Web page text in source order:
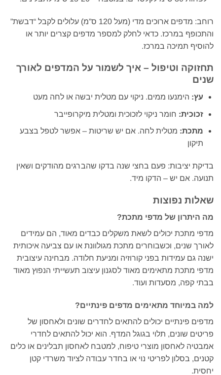
רוחב: מדפים ארוכים מדי (מעל 120 ס”מ) עלולים לקבל “דבשת”
והתכופף במרכז. כדאי לחלק למספר מדפים קצרים יותר או
להוסיף תמיכה במרכז.
תחזוקה וטיפול – איך לשמור על המדפים לאורך
שנים
עץ: הימנעו ממים. ניקוי עם מטלית יבשה או לחה מעט
זכוכית: חומר ניקוי לזכוכית ומטלית מיקרופייבר
מתכת: מטלית לחה. אם יש שריטות – אפשר לטפל בצבע
תיקון
בדיקת יציבות: פעם בחצי שנה בדקו שהברגים מהודקים ושאין
תנועה. אם יש – הדקו מיד.
שאלות נפוצות
מה היתרון של מדפי מתכת?
מדפי מתכת יכולים לשאת משקלים כבדים מאוד, הם עמידים
לאורך שנים, וכשבוחרים מתכת מגולוונת או עם צביעה איכותית
ישנה גם עמידות בפני קורוזיה ומניעת חלודה. מבחינה עיצובית
מדפי מתכת מתאימים מאוד לסגנון עיצוב תעשייתי הנפוץ מאוד
בבתי קפה, מסעדות ועוד.
למה במיוחד מתאימים מדפים פינתיים?
מדפים פינתיים יכולים להתאים לחדרים שונים ולאחסון של
פריטים שונים, תלוי בגוגל המדף. הוא יכול להתאים לחדרי
אמבטיה לאחסון מוצרי טיפוח, למטבח לאחסון תבלינים או כלים
קטנים, בסלון לפריטי נוי או בחדר עבודה לציוד משרדי קטן
יחסית.